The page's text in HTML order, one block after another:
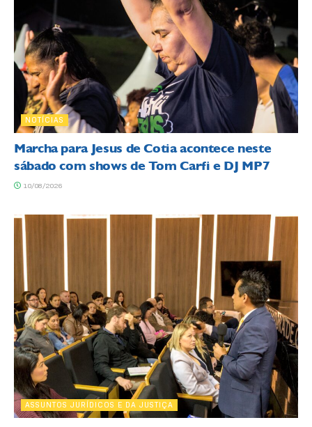
NOTÍCIAS
Marcha para Jesus de Cotia acontece neste
sábado com shows de Tom Carfi e DJ MP7
10/08/2026
ASSUNTOS JURÍDICOS E DA JUSTIÇA